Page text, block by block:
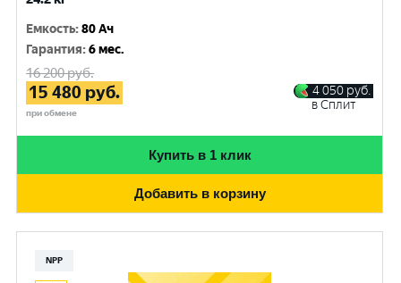
Емкость:80 Ач
Гарантия:6 мес.
16 200руб.
15 480 руб.
при обмене
4 050 руб.
в Сплит
Купить в 1 клик
Добавить в корзину
NPP